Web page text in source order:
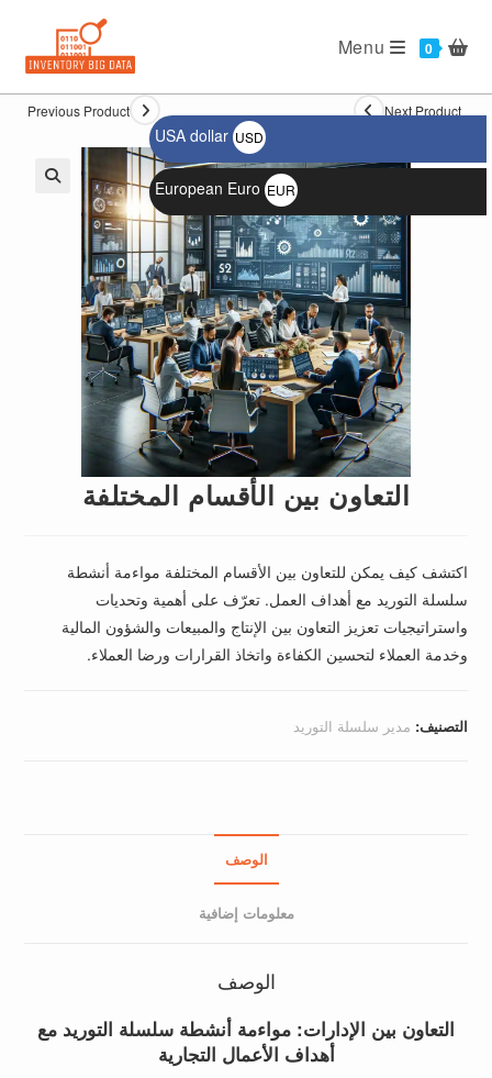
0
Menu
Previous Product Next Product
التعاون بين الأقسام المختلفة
اكتشف كيف يمكن للتعاون بين الأقسام المختلفة مواءمة أنشطة
سلسلة التوريد مع أهداف العمل. تعرّف على أهمية وتحديات
واستراتيجيات تعزيز التعاون بين الإنتاج والمبيعات والشؤون المالية
وخدمة العملاء لتحسين الكفاءة واتخاذ القرارات ورضا العملاء.
التصنيف: مدير سلسلة التوريد
الوصف
معلومات إضافية
الوصف
التعاون بين الإدارات: مواءمة أنشطة سلسلة التوريد مع
أهداف الأعمال التجارية
USD
$
EUR
€